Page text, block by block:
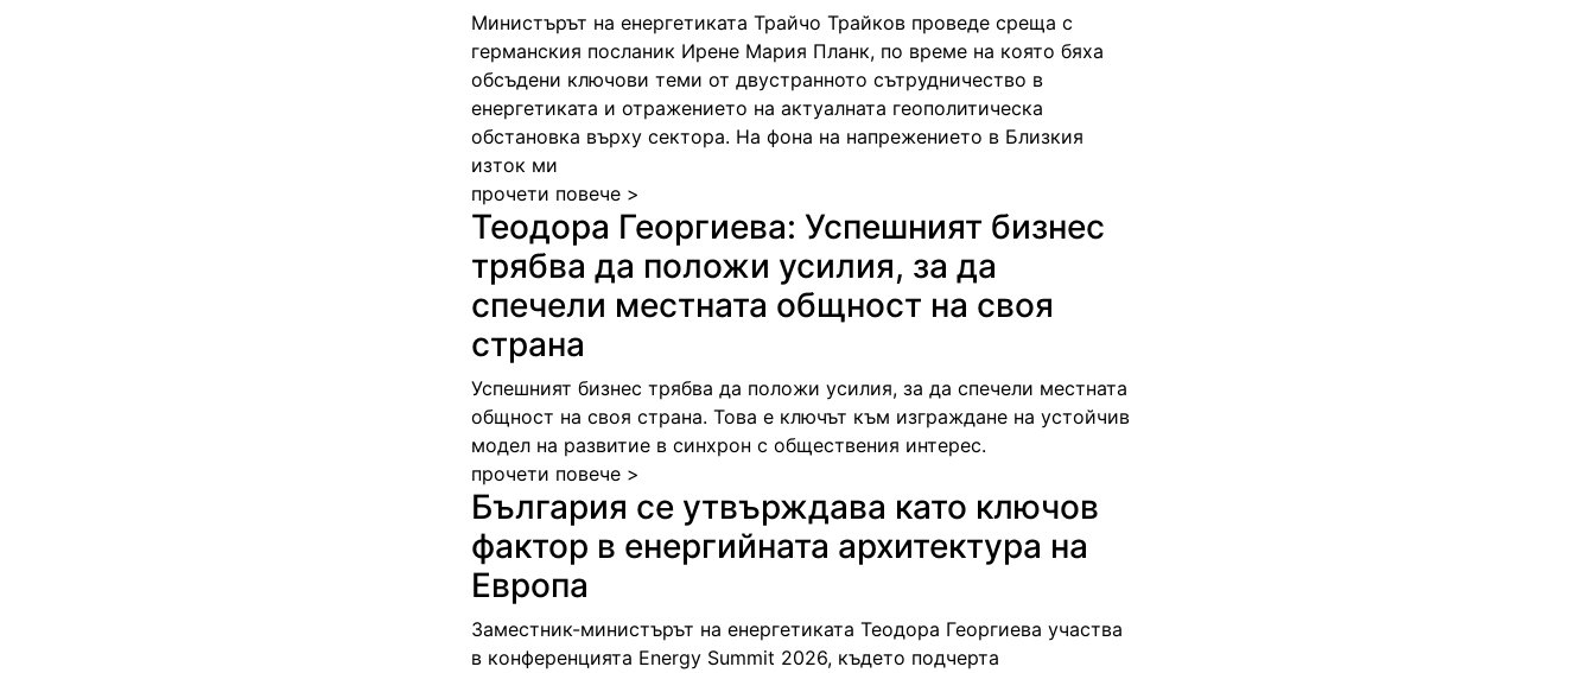
Министърът на енергетиката Трайчо Трайков проведе среща с
германския посланик Ирене Мария Планк, по време на която бяха
обсъдени ключови теми от двустранното сътрудничество в
енергетиката и отражението на актуалната геополитическа
обстановка върху сектора. На фона на напрежението в Близкия
изток ми
прочети повече >
Теодора Георгиева: Успешният бизнес
трябва да положи усилия, за да
спечели местната общност на своя
страна
Успешният бизнес трябва да положи усилия, за да спечели местната
общност на своя страна. Това е ключът към изграждане на устойчив
модел на развитие в синхрон с обществения интерес.
прочети повече >
България се утвърждава като ключов
фактор в енергийната архитектура на
Европа
Заместник-министърът на енергетиката Теодора Георгиева участва
в конференцията Energy Summit 2026, където подчерта